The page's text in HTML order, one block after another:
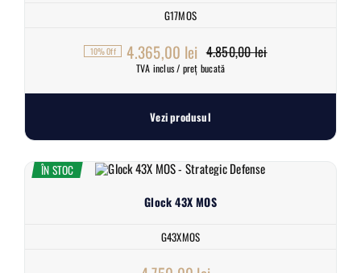
G17MOS
4.850,00leiPrețul
4.365,00 lei
Prețul
4.365,00 lei.
10% Off
TVA inclus / preț bucată
Vezi produsul
Glock 43X MOS
G43XMOS
ÎN STOC